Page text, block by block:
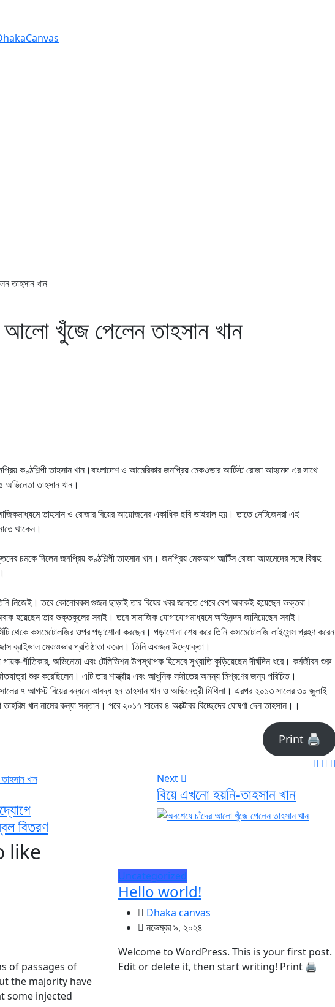
তাহসান খান
আলো খুঁজে পেলেন তাহসান খান
কণ্ঠশিল্পী তাহসান খান।বাংলাদেশ ও আমেরিকার জনপ্রিয় মেকওভার আর্টিস্ট রোজা আহমেদ এর সাথে
অভিনেতা তাহসান খান।
তাহসান ও রোজার বিয়ের আয়োজনের একাধিক ছবি ভাইরাল হয়। তাতে নেটিজেনরা এই
থাকেন।
চমকে দিলেন জনপ্রিয় কণ্ঠশিল্পী তাহসান খান। জনপ্রিয় মেকআপ আর্টিস রোজা আহমেদের সঙ্গে বিবাহ
নিজেই। তবে কোনোরকম গুজন ছাড়াই তার বিয়ের খবর জানতে পেরে বেশ অবাকই হয়েছেন ভক্তরা।
হয়েছেন তার ভক্তকূলের সবাই। তবে সামাজিক যোগাযোগমাধ্যমে অভিনন্দন জানিয়েছেন সবাই।
থেকে কসমেটোলজির ওপর পড়াশোনা করছেন। পড়াশোনা শেষ করে তিনি কসমেটোলজি লাইসেন্স গ্রহণ করেন
ব্রাইডাল মেকওভার প্রতিষ্ঠাতা করেন। তিনি একজন উদ্যোক্তা।
গায়ক-গীতিকার, অভিনেতা এবং টেলিভিশন উপস্থাপক হিসেবে সুখ্যাতি কুড়িয়েছেন দীর্ঘদিন ধরে। কর্মজীবন শুরু
শুরু করেছিলেন। এটি তার শাস্ত্রীয় এবং আধুনিক সঙ্গীতের অনন্য মিশ্রণের জন্য পরিচিত।
৭ আগস্ট বিয়ের বন্ধনে আবদ্ধ হন তাহসান খান ও অভিনেত্রী মিথিলা। এরপর ২০১৩ সালের ৩০ জুলাই
খান নামের কন্যা সন্তান। পরে ২০১৭ সালের ৪ অক্টোবর বিচ্ছেদের ঘোষণা দেন তাহসান।।
Print 🖨
বিতরণ
Next
বিয়ে এখনো হয়নি-তাহসান খান
like
of passages of
the majority have
some injected
Uncategorized
Hello world!
Dhaka canvas
নভেম্বর ৯, ২০২৪
Welcome to WordPress. This is your first post.
Edit or delete it, then start writing! Print 🖨